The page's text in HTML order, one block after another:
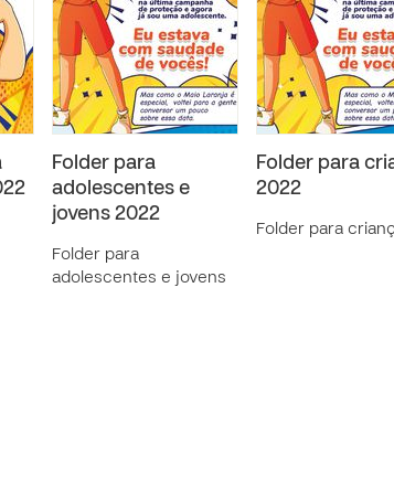
Folder para
adolescentes e
jovens 2022
Folder para
adolescentes e jovens
Folder para
2022
Folder para